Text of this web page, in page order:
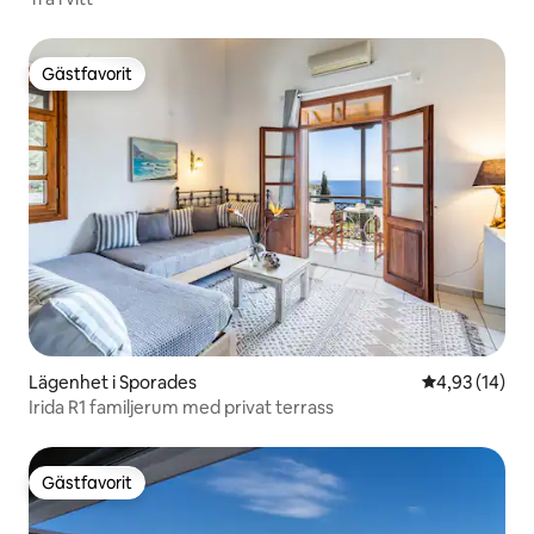
Gästfavorit
Gästfavorit
Lägenhet i Sporades 4,93 av 5 i
4,93 (14)
Irida R1 familjerum med privat terrass
Gästfavorit
Gästfavorit